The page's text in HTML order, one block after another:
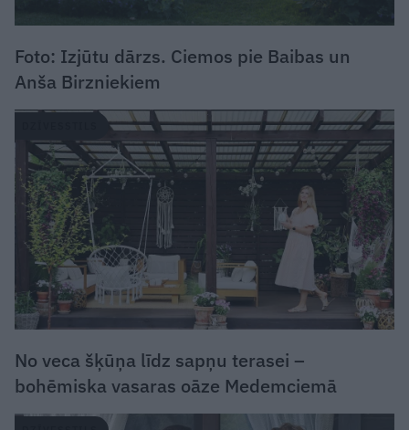
Foto: Izjūtu dārzs. Ciemos pie Baibas un
Anša Birzniekiem
No veca šķūņa līdz sapņu terasei –
bohēmiska vasaras oāze Medemciemā